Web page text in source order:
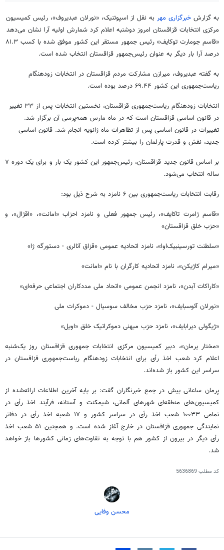
به گزارش خبرگزاری مهر به نقل از اسپوتنیک، «نورلان عبدیروف»، رئیس کمیسیون
مرکزی انتخابات قزاقستان امروز دوشنبه اعلام کرد شمارش اولیه آرا نشان می‌دهد
«قاسم جومارت توکایف»
رئیس جمهور مستقر این کشور موفق شده با کسب ۸۱.۳
درصد آرا بار دیگر به عنوان رئیس‌جمهور قزاقستان انتخاب شده است.
به گفته عبدیروف، میرازن مشارکت مردم قزاقستان در انتخابات زودهنگام
ریاست‌جمهوری این کشور ۶۹.۴۴ درصد بوده است.
انتخابات زودهنگام ریاست‌جمهوری قزاقستان، نخستین انتخابات پس از ۳۳ تغییر
در قانون اساسی قزاقستان است که در ماه مارس همه‌پرسی آن برگزار شد.
تغییرات در قانون اساسی پس از تظاهرات ماه ژانویه انجام شد. قانون اساسی
جدید، نقش و قدرت پارلمان را بیشتر کرده است.
بر اساس قانون جدید قزاقستان، رئیس‌جمهور این کشور یک بار و برای یک دوره ۷
ساله انتخاب می‌شود.
رقابت انتخابات ریاست‌جمهوری بین ۶ نامزد به شرح ذیل بود:
«قاسمژامرت تاکایف»، رئیس جمهور فعلی و نامزد احزاب «امانت»، «اقژال»، و
«حزب خلق قزاقستان»
«سلطنت تورسینبیک‌اوا»، نامزد اتحادیه عمومی «قزاق آنالری - دستورگه ژا»
«میرام کاژیکن»، نامزد اتحادیه کارگران با نام «امانت»
«کاراکات آبدن»، نامزد انجمن عمومی «اتحاد ملی مددکاران اجتماعی حرفه‌ای»
«نورلان آئوسبایف»، نامزد حزب مخالف سوسیال - دموکرات ملی
«ژیگولی دیرابایف»، نامزد حزب میهنی دموکراتیک خلق «اویل»
«مختاریرمان»، دبیر کمیسیون مرکزی انتخابات جمهوری قزاقستان روز یک‌شنبه
اعلام کرد شعب اخذ رأی برای انتخابات زودهنگام ریاست‌جمهوری قزاقستان در
سراسر این کشور باز شده‌اند.
یِرمان ساعاتی پیش در جمع خبرنگاران گفت: بر پایه آخرین اطلاعات ارائه‌شده از
کمیسیون‌های منطقه‌ای شهرهای آلماتی،شیمکنت و آستانه، فرآیند اخذ رأی در
تمامی ۱۰۰۳۳ شعب اخذ رأی در سراسر کشور و ۱۷ شعبه اخذ رأی در دفاتر
نمایندگی جمهوری قزاقستان در خارج آغاز شده است. و همچنین ۵۱ شعب اخذ
رأی دیگر در بیرون از کشور هم با توجه به تفاوت‌های زمانی کشورها باز خواهد
شد.
کد مطلب5636869
محسن وفایی